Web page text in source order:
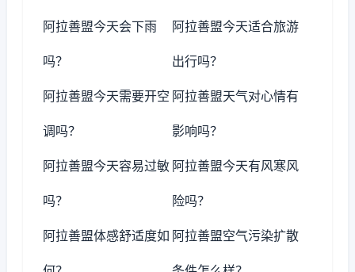
阿拉善盟今天会下雨
吗？
阿拉善盟今天适合旅游
出行吗？
阿拉善盟今天需要开空
调吗？
阿拉善盟天气对心情有
影响吗？
阿拉善盟今天容易过敏
吗？
阿拉善盟今天有风寒风
险吗？
阿拉善盟体感舒适度如 阿拉善盟空气污染扩散